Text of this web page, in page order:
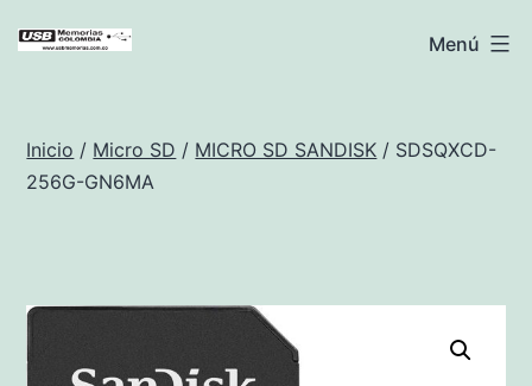
USB
Menú
Inicio / Micro SD / MICRO SD SANDISK / SDSQXCD-
256G-GN6MA